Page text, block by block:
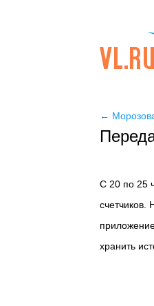
←
С 20 по 25
счетчиков.
хранить